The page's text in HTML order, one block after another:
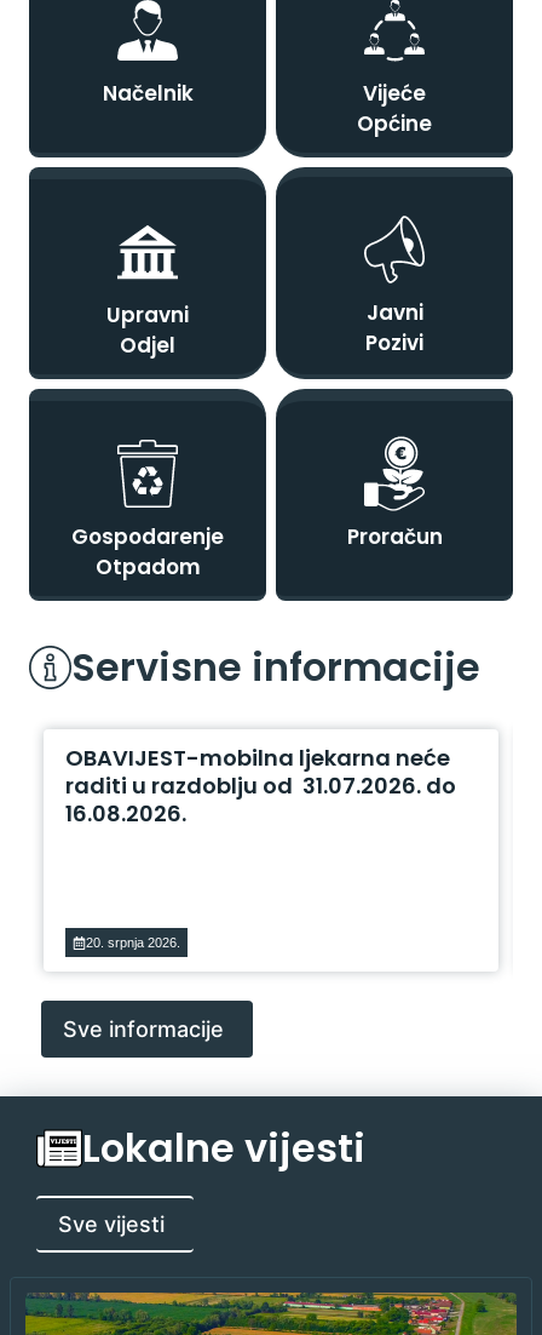
Načelnik
Vijeće
Općine
Upravni
Odjel
Javni
Pozivi
Gospodarenje
Otpadom
Proračun
Servisne informacije
OBAVIJEST-mobilna ljekarna neće
raditi u razdoblju od 31.07.2026. do
16.08.2026.
20. srpnja 2026.
Sve informacije
Lokalne vijesti
Sve vijesti